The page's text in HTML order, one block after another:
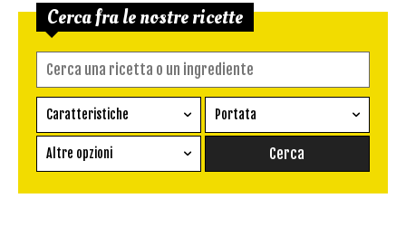
Cerca fra le nostre ricette
Caratteristiche
Ricetta vegetariana
Senza glutine
Portata
Conserva
Altre opzioni